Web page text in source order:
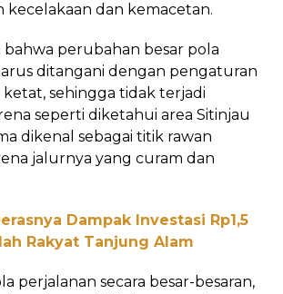
kecelakaan dan kemacetan.
bahwa perubahan besar pola
ditangani dengan pengaturan
ketat, sehingga tidak terjadi
seperti diketahui area Sitinjau
dikenal sebagai titik rawan
jalurnya yang curam dan
Dampak Investasi Rp1,5
Rakyat Tanjung Alam
perjalanan secara besar-besaran,